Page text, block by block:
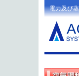
電力及び